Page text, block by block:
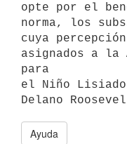
opte por el
norma, los
cuya
asignados a la
para
el Niño
Ayuda